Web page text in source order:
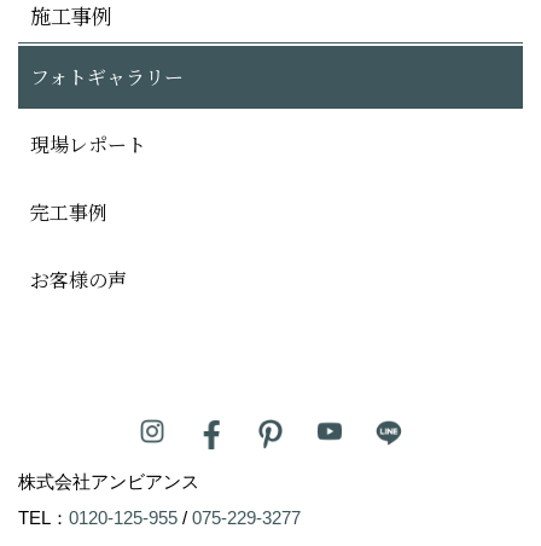
施工事例
フォトギャラリー
現場レポート
完工事例
お客様の声
株式会社アンビアンス
TEL： 0120-125-955 / 075-229-3277